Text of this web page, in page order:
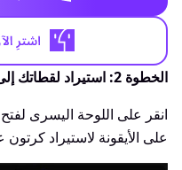
الخطوة 2: استيراد لقطاتك إلى محسن الفيديو
على الأيقونة لاستيراد